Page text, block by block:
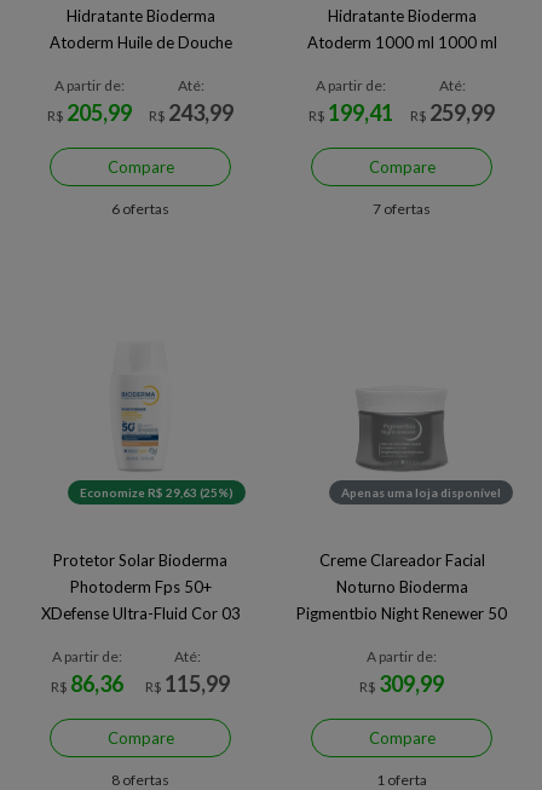
Hidratante Bioderma
Atoderm Huile de Douche
A partir de:
R$ 205,99
Até:
R$ 243,99
Compare
6 ofertas
Hidratante Bioderma
Atoderm 1000 ml 1000 ml
A partir de:
R$ 199,41
Até:
R$ 259,99
Compare
7 ofertas
Economize R$ 29,63 (25%)
Protetor Solar Bioderma
Photoderm Fps 50+
XDefense Ultra-Fluid Cor 03
A partir de:
R$ 86,36
Até:
R$ 115,99
Compare
8 ofertas
Apenas uma loja disponível
Creme Clareador Facial
Noturno Bioderma
Pigmentbio Night Renewer 50
A partir de:
R$ 309,99
Compare
1 oferta